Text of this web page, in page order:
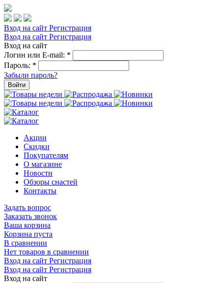
Вход на сайт Регистрация
Вход на сайт Регистрация
Вход на сайт
Логин или E-mail: *
Пароль: *
Забыли пароль?
Войти
Акции
Скидки
Покупателям
О магазине
Новости
Обзоры снастей
Контакты
Задать вопрос
Заказать звонок
Ваша корзина
Корзина пуста
В сравнении
Нет товаров в сравнении
Вход на сайт Регистрация
Вход на сайт Регистрация
Вход на сайт